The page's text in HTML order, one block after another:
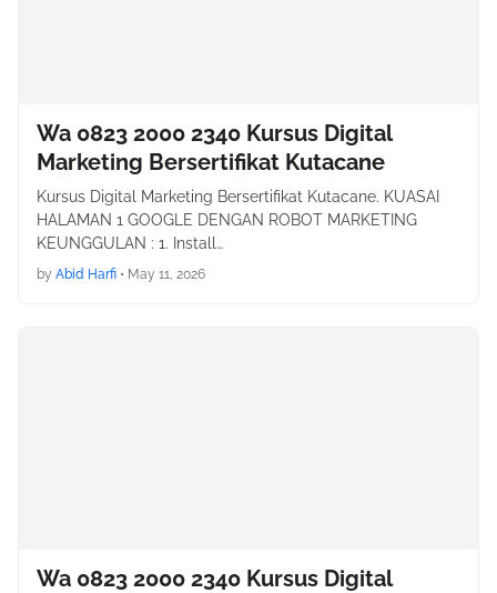
Wa 0823 2000 2340 Kursus Digital
Marketing Bersertifikat Kutacane
Kursus Digital Marketing Bersertifikat Kutacane. KUASAI
HALAMAN 1 GOOGLE DENGAN ROBOT MARKETING
KEUNGGULAN : 1. Install…
by Abid Harfi • May 11, 2026
Wa 0823 2000 2340 Kursus Digital